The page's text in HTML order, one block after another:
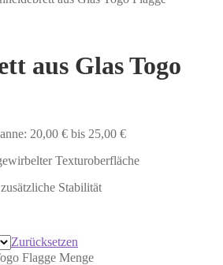
aus Glas Togo
20,00 € bis 25,00 €
Texturoberfläche
Stabilität
Zurücksetzen
Flagge Menge